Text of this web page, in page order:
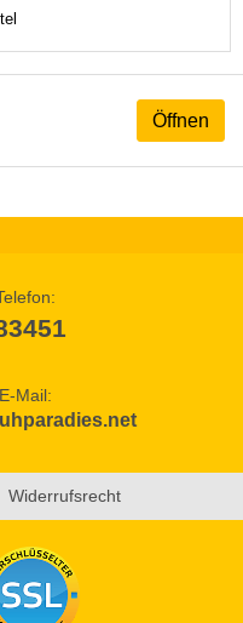
Öffnen
Mail:
Widerrufsrecht